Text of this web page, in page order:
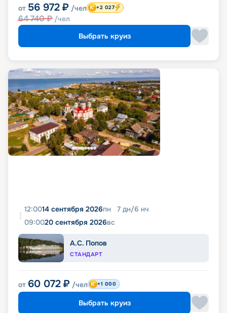
от 56 972 ₽ /чел
64 740₽ /чел
+2 027
Выбрать круиз
12:0014 сентября 2026пн 7 дн/6 нч
09:0020 сентября 2026вс
А.С. Попов
СТАНДАРТ
от 60 072 ₽ /чел +1 000
Выбрать круиз